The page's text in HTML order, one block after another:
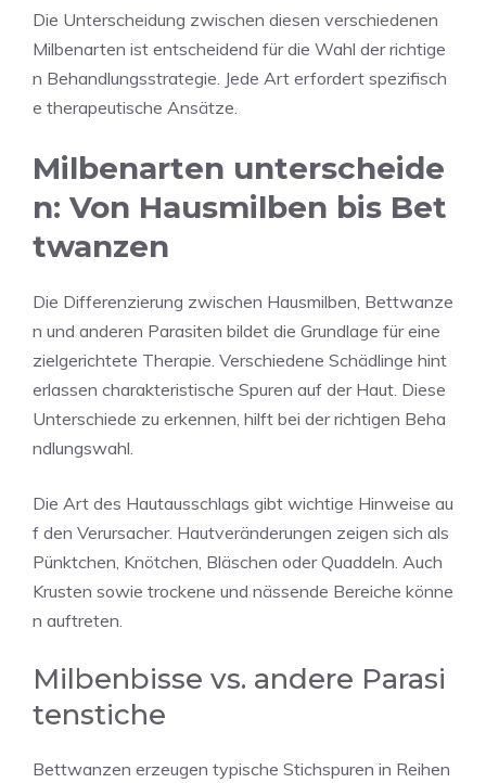
Die Unterscheidung zwischen diesen verschiedenen
Milbenarten ist entscheidend für die Wahl der richtige
n Behandlungsstrategie. Jede Art erfordert spezifisch
e therapeutische Ansätze.
Milbenarten unterscheide
n: Von Hausmilben bis Bet
twanzen
Die Differenzierung zwischen Hausmilben, Bettwanze
n und anderen Parasiten bildet die Grundlage für eine
zielgerichtete Therapie. Verschiedene Schädlinge hint
erlassen charakteristische Spuren auf der Haut. Diese
Unterschiede zu erkennen, hilft bei der richtigen Beha
ndlungswahl.
Die Art des Hautausschlags gibt wichtige Hinweise au
f den Verursacher. Hautveränderungen zeigen sich als
Pünktchen, Knötchen, Bläschen oder Quaddeln. Auch
Krusten sowie trockene und nässende Bereiche könne
n auftreten.
Milbenbisse vs. andere Parasi
tenstiche
Bettwanzen erzeugen typische Stichspuren in Reihen